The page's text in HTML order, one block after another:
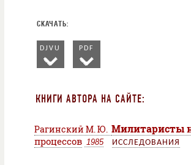
DJVU PDF
КНИГИ АВТОРА НА САЙТЕ:
Рагинский М. Ю. Милитаристы
процессов
1985 ИССЛЕДОВАНИЯ